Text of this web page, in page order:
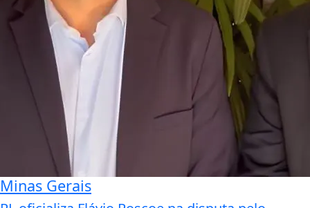
Minas Gerais